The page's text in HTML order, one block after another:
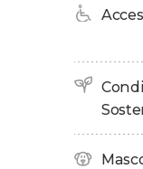
A pocos
de la